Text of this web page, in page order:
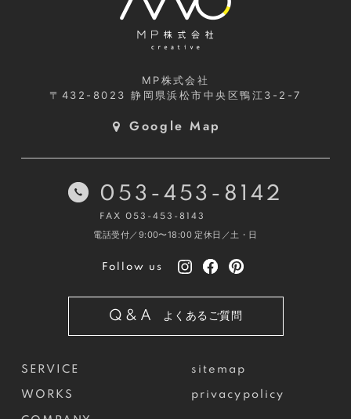
MP株式会社
〒432-8023静岡県浜松市中央区鴨江3-2-7
Google Map
SERVICE
WORKS
sitemap
privacypolicy
053-453-8142
FAX 053-453-8143
電話受付／9:00〜18:00 定休日／土・日
Follow us
Q&A よくあるご質問